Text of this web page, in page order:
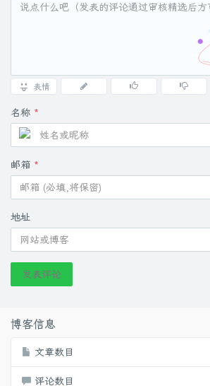
    }
$btnRefresh = New-Object
# 按钮：修复不生效（单次重启服务）
$btnFix.BackColor =
$btnFix.Font = New-Object
Set-Service iphlpsvc -
Restart-Service iphlpsvc -
表情
名称 *
邮箱 *
地址
发表评论
博客信息
文章数目
评论数目